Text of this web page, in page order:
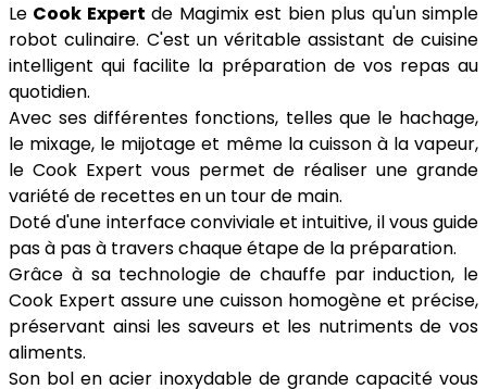
Le Cook Expert de Magimix est bien plus qu'un simple
robot culinaire. C'est un véritable assistant de cuisine
intelligent qui facilite la préparation de vos repas au
quotidien.
Avec ses différentes fonctions, telles que le hachage,
le mixage, le mijotage et même la cuisson à la vapeur,
le Cook Expert vous permet de réaliser une grande
variété de recettes en un tour de main.
Doté d'une interface conviviale et intuitive, il vous guide
pas à pas à travers chaque étape de la préparation.
Grâce à sa technologie de chauffe par induction, le
Cook Expert assure une cuisson homogène et précise,
préservant ainsi les saveurs et les nutriments de vos
aliments.
Son bol en acier inoxydable de grande capacité vous